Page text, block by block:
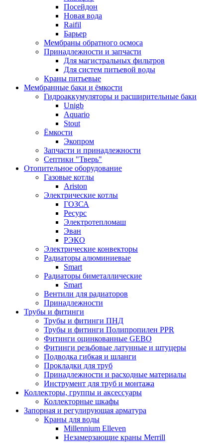
Посейдон
Новая вода
Raifil
Барьер
Мембраны обратного осмоса
Принадлежности и запчасти
Для магистральных фильтров
Для систем питьевой воды
Краны питьевые
Мембранные баки и ёмкости
Гидроаккумуляторы и расширительные баки
Unigb
Aquario
Stout
Ёмкости
Экопром
Запчасти и принадлежности
Септики "Тверь"
Отопительное оборудование
Газовые котлы
Ariston
Электрические котлы
ГОЗСА
Ресурс
Электротепломаш
Эван
РЭКО
Электрические конвекторы
Радиаторы алюминиевые
Smart
Радиаторы биметаллические
Smart
Вентили для радиаторов
Принадлежности
Трубы и фитинги
Трубы и фитинги ПНД
Трубы и фитинги Полипропилен PPR
Фитинги оцинкованные GEBO
Фитинги резьбовые латунные и штуцеры
Подводка гибкая и шланги
Прокладки для труб
Принадлежности и расходные материалы
Инструмент для труб и монтажа
Коллекторы, группы и аксессуары
Коллекторные шкафы
Запорная и регулирующая арматура
Краны для воды
Millennium Elleven
Незамерзающие краны Merrill